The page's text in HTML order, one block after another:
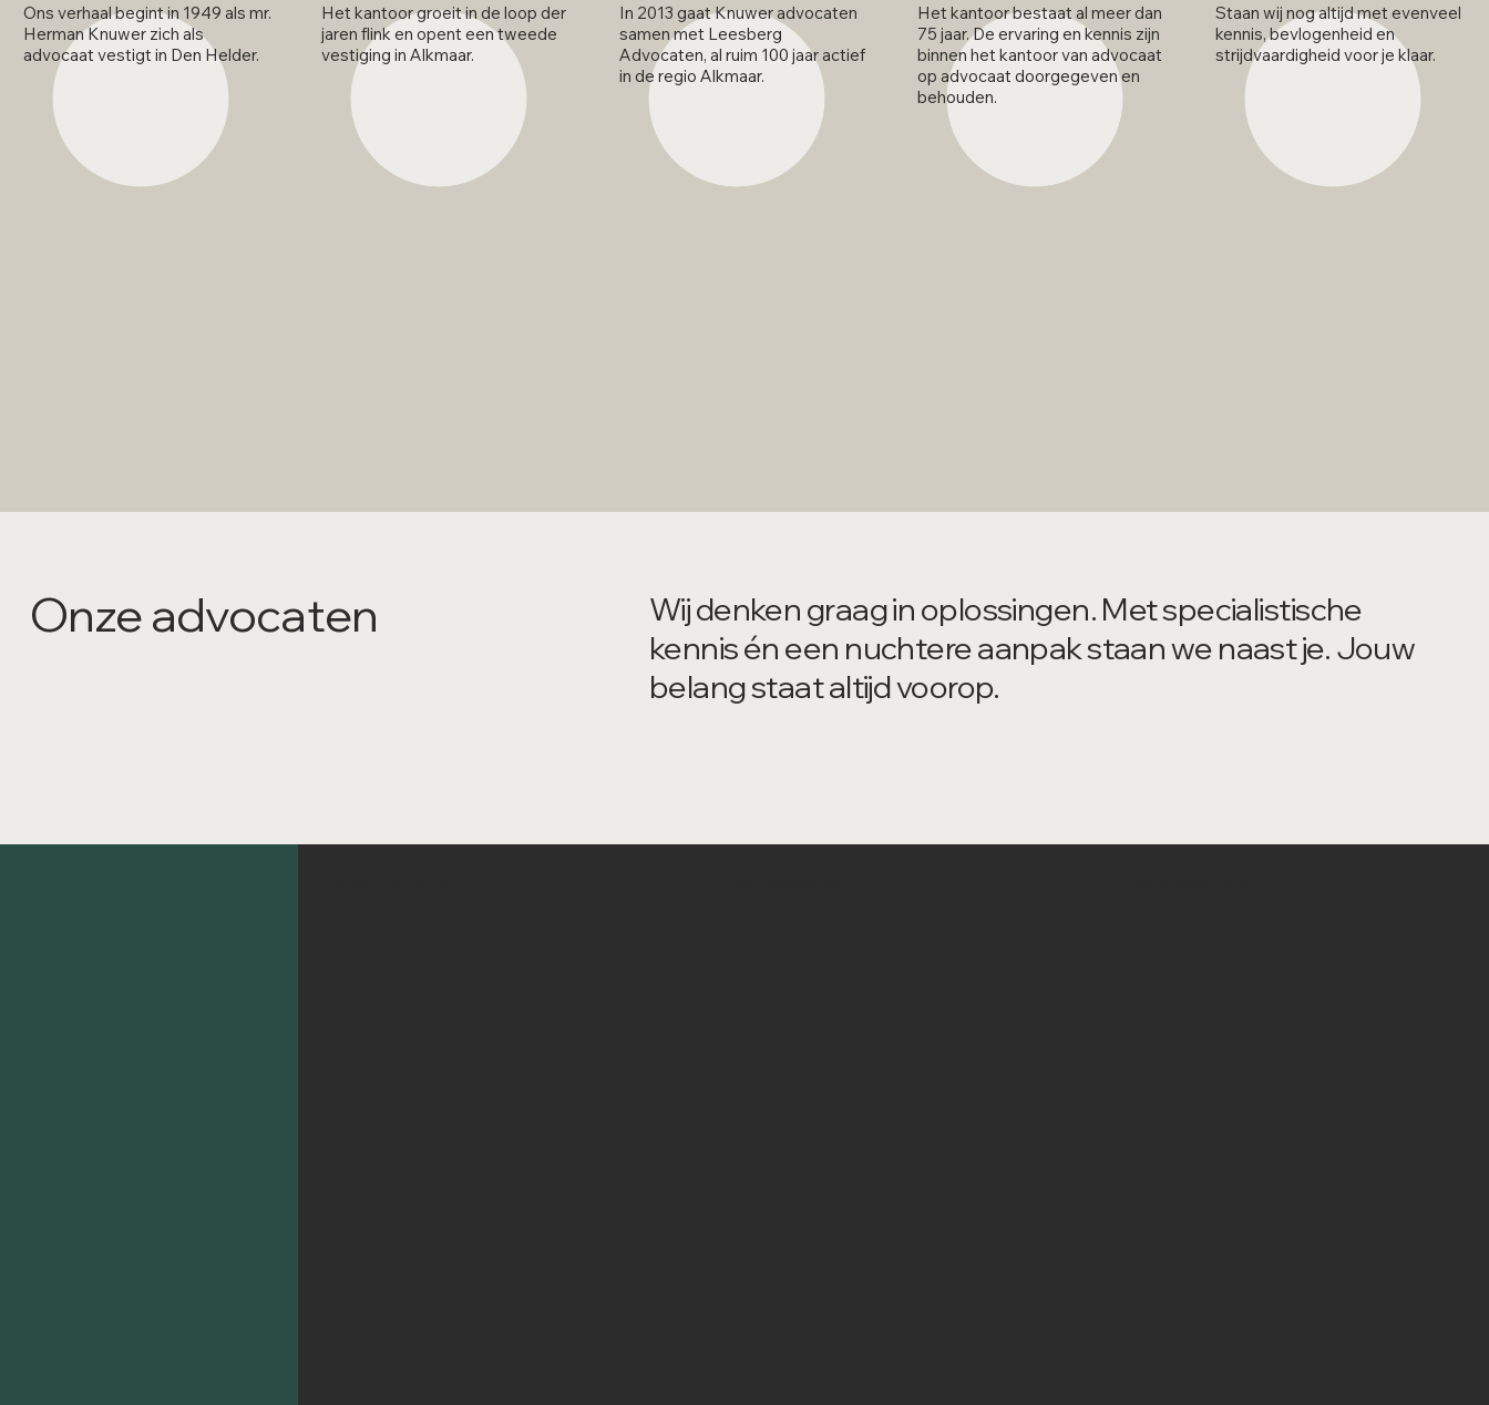
Ons verhaal begint in 1949 als mr.
Herman Knuwer zich als
advocaat vestigt in Den Helder.
Het kantoor groeit in de loop der
jaren flink en opent een tweede
vestiging in Alkmaar.
In 2013 gaat Knuwer advocaten
samen met Leesberg
Advocaten, al ruim 100 jaar actief
in de regio Alkmaar.
Het kantoor bestaat al meer dan
75 jaar. De ervaring en kennis zijn
binnen het kantoor van advocaat
op advocaat doorgegeven en
behouden.
Staan wij nog altijd met evenveel
kennis, bevlogenheid en
strijdvaardigheid voor je klaar.
Onze advocaten
Wij denken graag in oplossingen. Met specialistische
kennis én een nuchtere aanpak staan we naast je. Jouw
belang staat altijd voorop.